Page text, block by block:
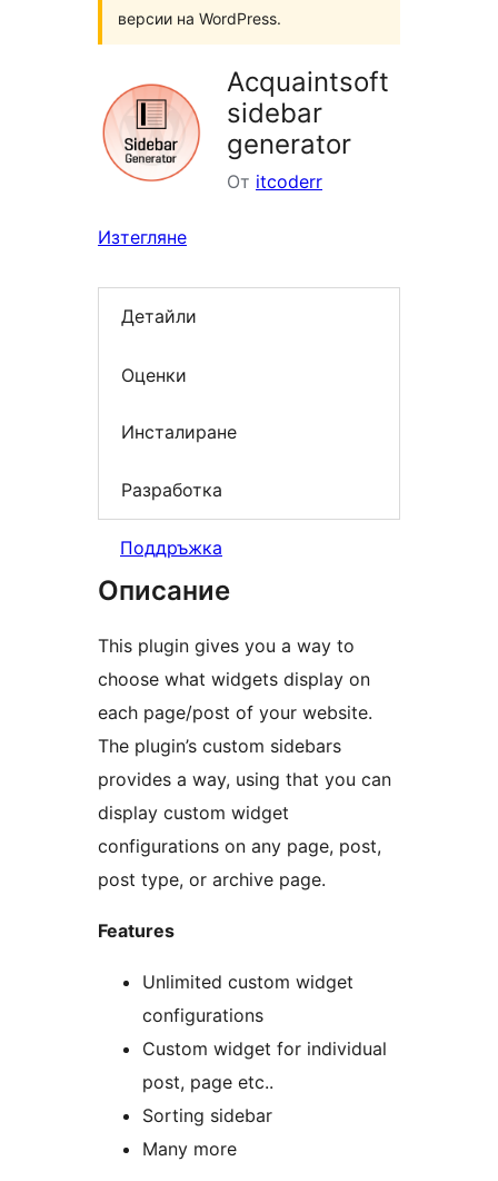
версии на WordPress.
Acquaintsoft
sidebar
generator
От itcoderr
Изтегляне
Детайли
Оценки
Инсталиране
Разработка
Поддръжка
Описание
This plugin gives you a way to
choose what widgets display on
each page/post of your website.
The plugin’s custom sidebars
provides a way, using that you can
display custom widget
configurations on any page, post,
post type, or archive page.
Features
Unlimited custom widget
configurations
Custom widget for individual
post, page etc..
Sorting sidebar
Many more